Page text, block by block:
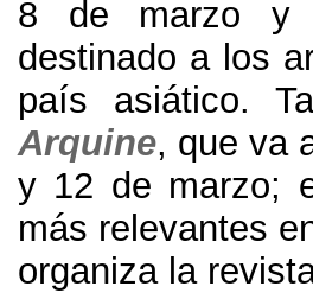
8 de marzo y
destinado a los
país asiático.
Arquine, que va
y 12 de marzo;
más relevantes
organiza la